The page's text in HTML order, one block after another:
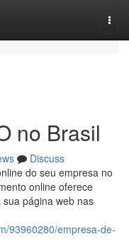
no Brasil
Discuss
do seu empresa no
online oferece
página web nas
93960280/empresa-de-